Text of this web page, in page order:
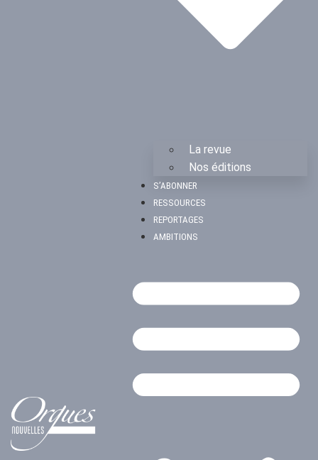
La revue
Nos éditions
S’ABONNER
RESSOURCES
REPORTAGES
AMBITIONS